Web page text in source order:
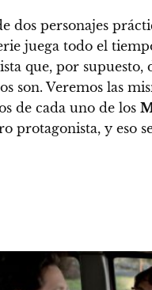
dos personajes
juega todo el
que, por supuesto,
son. Veremos las
de cada uno de los
protagonista, y eso